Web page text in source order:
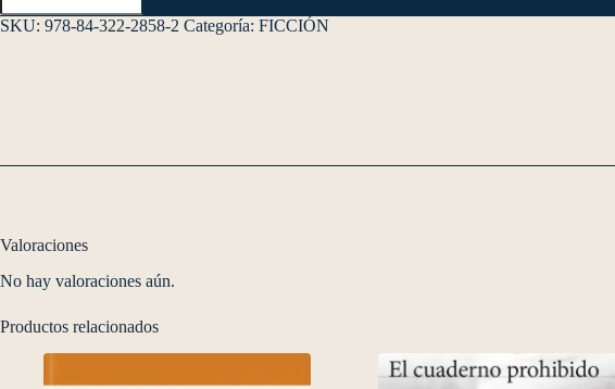
SKU: 978-84-322-2858-2 Categoría: FICCIÓN
Valoraciones
No hay valoraciones aún.
Productos relacionados